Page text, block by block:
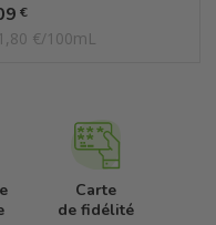
€
€/100mL
Carte
de fidélité